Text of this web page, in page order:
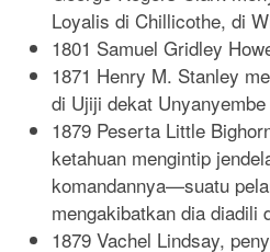
Loyalis di Chillicothe, di
1801 Samuel Gridley
1871 Henry M. Stanley
di Ujiji dekat
1879 Peserta Little
ketahuan mengintip
komandannya—suatu
mengakibatkan dia diadili
1879 Vachel Lindsay,